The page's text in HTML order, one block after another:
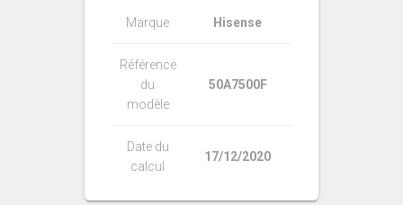
Marque Hisense
Référence
du
modèle
50A7500F
Date du
calcul
17/12/2020